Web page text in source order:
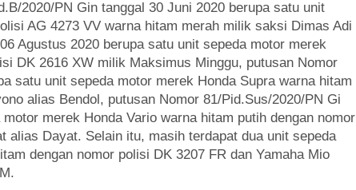
2020/PN Gin tanggal 30 Juni 2020 berupa satu unit
AG 4273 VV warna hitam merah milik saksi Dimas Adi
Agustus 2020 berupa satu unit sepeda motor merek
DK 2616 XW milik Maksimus Minggu, putusan Nomor
satu unit sepeda motor merek Honda Supra warna hitam
alias Bendol, putusan Nomor 81/Pid.Sus/2020/PN Gi
merek Honda Vario warna hitam putih dengan nomor
alias Dayat. Selain itu, masih terdapat dua unit sepeda
dengan nomor polisi DK 3207 FR dan Yamaha Mio